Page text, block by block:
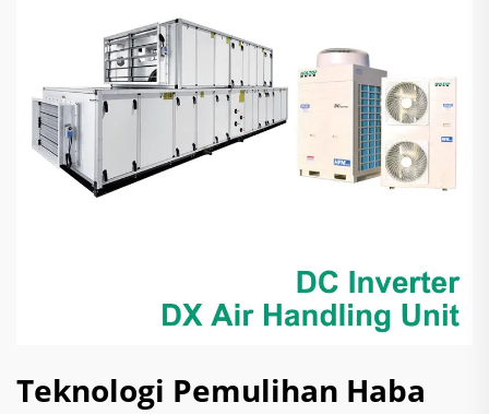
Teknologi Pemulihan Haba